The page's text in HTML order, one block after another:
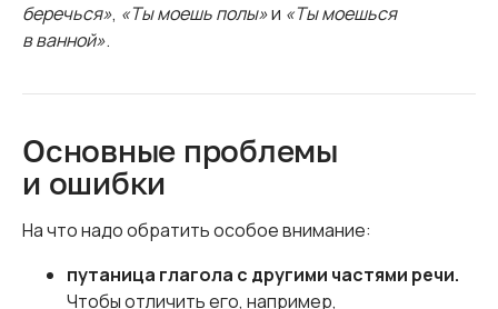
беречься», «Ты моешь полы»и «Ты моешься
в ванной».
Основные проблемы
и ошибки
На что надо обратить особое внимание:
путаница глагола с другими частями речи.
Чтобы отличить его, например,